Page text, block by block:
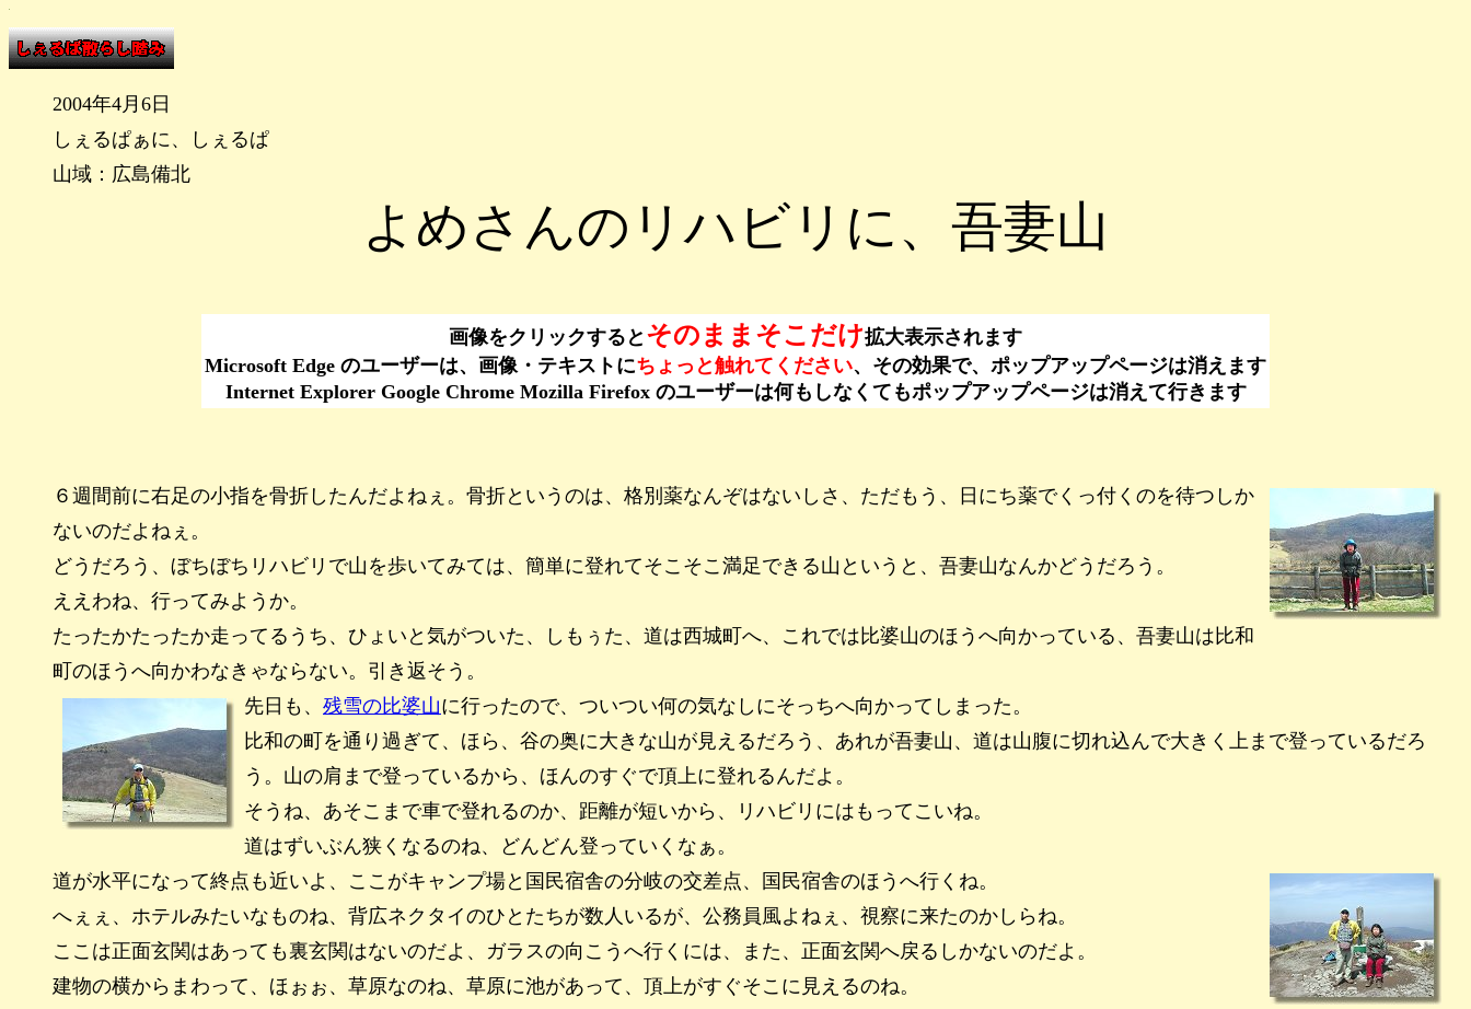
2004年4月6日
しぇるぱぁに、しぇるぱ
山域：広島備北
よめさんのリハビリに、吾妻山
画像をクリックすると そのままそこだけ拡大表示されます
Microsoft Edge のユーザーは、画像・テキストにちょっと触れてください、その効果で、ポップアップページは消えます
Internet Explorer Google Chrome Mozilla Firefox のユーザーは何もしなくてもポップアップページは消えて行きます
６週間前に右足の小指を骨折したんだよねぇ。骨折というのは、格別薬なんぞはないしさ、ただもう、日にち薬でくっ付くのを待つしか
ないのだよねぇ。
どうだろう、ぼちぼちリハビリで山を歩いてみては、簡単に登れてそこそこ満足できる山というと、吾妻山なんかどうだろう。
ええわね、行ってみようか。
たったかたったか走ってるうち、ひょいと気がついた、しもぅた、道は西城町へ、これでは比婆山のほうへ向かっている、吾妻山は比和
町のほうへ向かわなきゃならない。引き返そう。
先日も、 残雪の比婆山に行ったので、ついつい何の気なしにそっちへ向かってしまった。
比和の町を通り過ぎて、ほら、谷の奥に大きな山が見えるだろう、あれが吾妻山、道は山腹に切れ込んで大きく上まで登っているだろ
う。山の肩まで登っているから、ほんのすぐで頂上に登れるんだよ。
そうね、あそこまで車で登れるのか、距離が短いから、リハビリにはもってこいね。
道はずいぶん狭くなるのね、どんどん登っていくなぁ。
道が水平になって終点も近いよ、ここがキャンプ場と国民宿舎の分岐の交差点、国民宿舎のほうへ行くね。
へぇぇ、ホテルみたいなものね、背広ネクタイのひとたちが数人いるが、公務員風よねぇ、視察に来たのかしらね。
ここは正面玄関はあっても裏玄関はないのだよ、ガラスの向こうへ行くには、また、正面玄関へ戻るしかないのだよ。
建物の横からまわって、ほぉぉ、草原なのね、草原に池があって、頂上がすぐそこに見えるのね。